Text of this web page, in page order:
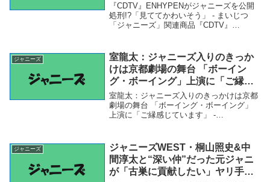
『CDTV』ENHYPENがジャニーズを公開
処刑!?「見ててかわいそう」 - まいじつ
「ジャニーズ」関連商品『CDTV』
ENHYPENがジャニーズを公開...
ジャニーズ
室龍太：ジャニーズ入りのきっか
けは京都劇場の舞台 「ボーイン
グ・ボーイング」上演に「ご縁感
じています」 – MANTANWEB
室龍太：ジャニーズ入りのきっかけは京都
劇場の舞台 「ボーイング・ボーイング」
上演に「ご縁感じています」 -
場の舞台 「ボーイング・ボーイング」上
演に「ご縁感じ...
ジャニーズ
ジャニーズWEST・桐山照史&中
間淳太と“深い仲”だった元ジャニ
が「古巣に貢献したい」ヤリ手広